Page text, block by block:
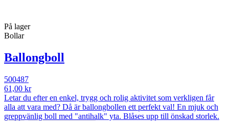
På lager
Bollar
Ballongboll
500487
61,00 kr
Letar du efter en enkel, trygg och rolig aktivitet som verkligen får
alla att vara med? Då är ballongbollen ett perfekt val! En mjuk och
greppvänlig boll med "antihalk" yta. Blåses upp till önskad storlek.